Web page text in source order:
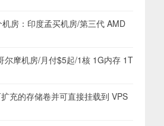
房：印度孟买机房/第三代 AMD
尔摩机房/月付$5起/1核 1G内存 1T
充的存储卷并可直接挂载到 VPS